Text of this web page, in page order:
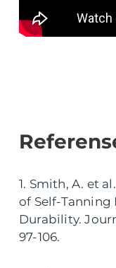
1. Smith, A. et
of Self-Tanning
Durability.
97-106.